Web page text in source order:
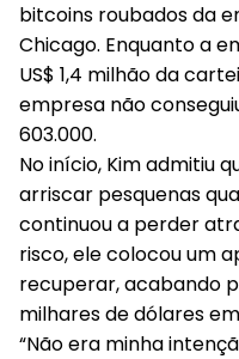
bitcoins roubados da
Chicago. Enquanto a
US$ 1,4 milhão da
empresa não
603.000.
No início, Kim admitiu
arriscar pesquenas
continuou a perder
risco, ele colocou um
recuperar, acabando
milhares de dólares
“Não era minha